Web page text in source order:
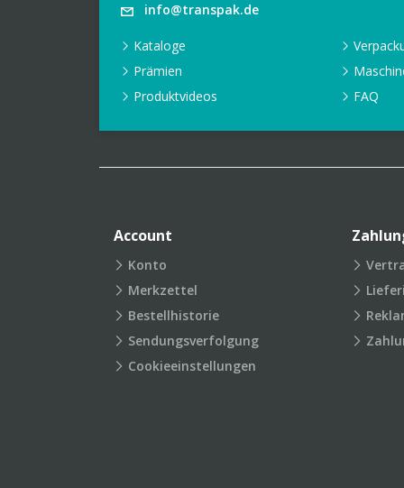
info@transpak.de
Kataloge
Prämien
Produktvideos
FAQ
Account
Konto
Merkzettel
Bestellhistorie
Sendungsverfolgung
Cookieeinstellungen